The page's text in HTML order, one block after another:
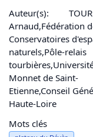
Auteur(s):
Arnaud,Fédération
Conservatoires
naturels,Pôle-relais
Monnet de Saint-
Etienne,Conseil
Haute-Loire
Mots clés